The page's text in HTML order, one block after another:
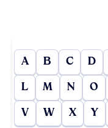
A B C D
L M N O
V W X Y